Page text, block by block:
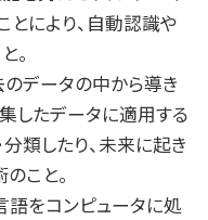
とにより、自動認識や
。
のデータの中から導き
したデータに適用する
類したり、未来に起き
こと。
語をコンピュータに処